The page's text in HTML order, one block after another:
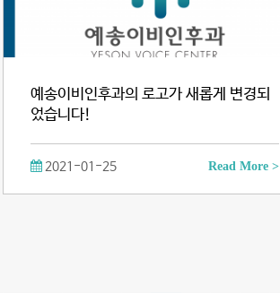
예송이비인후과의 로고가 새롭게 변경되
었습니다!
2021-01-25 Read More >